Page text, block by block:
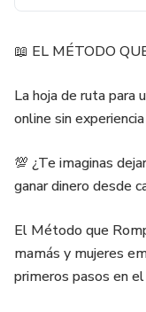
📖 EL MÉTODO
La hoja de ruta para
online sin experiencia
💯 ¿Te imaginas
ganar dinero desde
El Método que
mamás y mujeres
primeros pasos en